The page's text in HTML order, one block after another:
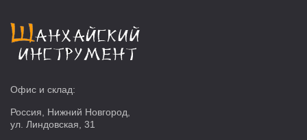
Офис и склад:
Россия, Нижний Новгород,
ул. Линдовская, 31